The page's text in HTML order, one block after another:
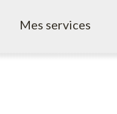
Mes services